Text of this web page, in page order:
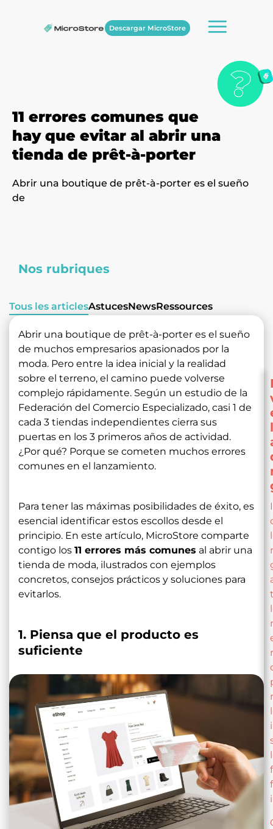
Descargar MicroStore
11 errores comunes que
hay que evitar al abrir una
tienda de prêt-à-porter
Abrir una boutique de prêt-à-porter es el sueño
de
Nos rubriques
Tous les articlesAstucesNewsRessources
Abrir una boutique de prêt-à-porter es el sueño
de muchos empresarios apasionados por la
moda. Pero entre la idea inicial y la realidad
sobre el terreno, el camino puede volverse
complejo rápidamente. Según un estudio de la
Federación del Comercio Especializado, casi 1 de
cada 3 tiendas independientes cierra sus
puertas en los 3 primeros años de actividad.
¿Por qué? Porque se cometen muchos errores
comunes en el lanzamiento.
Para tener las máximas posibilidades de éxito, es
esencial identificar estos escollos desde el
principio. En este artículo, MicroStore comparte
contigo los 11 errores más comunes al abrir una
tienda de moda, ilustrados con ejemplos
concretos, consejos prácticos y soluciones para
evitarlos.
1. Piensa que el producto es
suficiente